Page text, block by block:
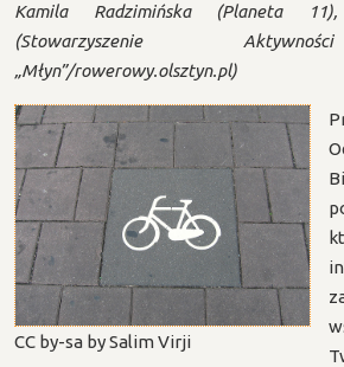
Kamila Radzimińska (Planeta
(Stowarzyszenie
„Młyn”/rowerowy.olsztyn.pl)
CC by-sa by Salim Virji